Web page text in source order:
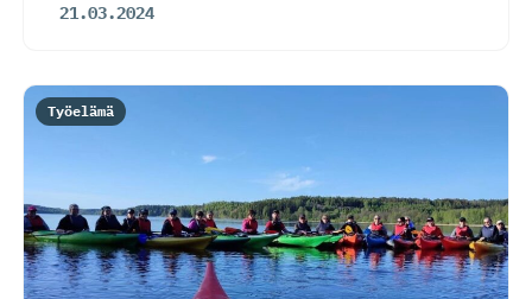
21.03.2024
Työelämä